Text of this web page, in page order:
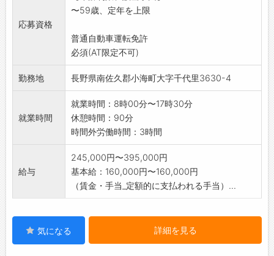
*未経験者の方も歓迎します。
応募資格
〜59歳、定年を上限
普通自動車運転免許
必須(AT限定不可)
勤務地 長野県南佐久郡小海町大字千代里3630-4
就業時間
就業時間：8時00分〜17時30分
休憩時間：90分
時間外労働時間：3時間
給与
245,000円〜395,000円
基本給：160,000円〜160,000円
（賃金・手当_定額的に支払われる手当）...
気になる 詳細を見る